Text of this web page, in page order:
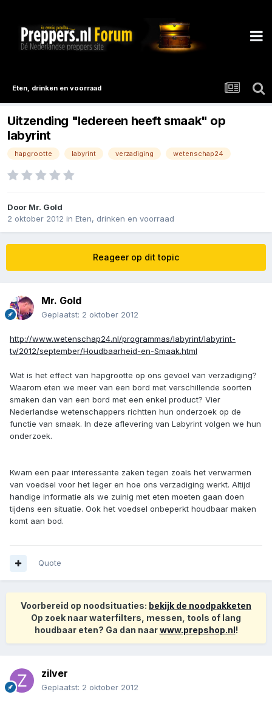
Eten, drinken en voorraad
Uitzending "Iedereen heeft smaak" op
labyrint
hapgrootte labyrint verzadiging wetenschap24
Door Mr. Gold
2 oktober 2012 in Eten, drinken en voorraad
Reageer op dit topic
Mr. Gold
Geplaatst: 2 oktober 2012
http://www.wetenschap24.nl/programmas/labyrint/labyrint-
tv/2012/september/Houdbaarheid-en-Smaak.html
Wat is het effect van hapgrootte op ons gevoel van verzadiging?
Waarom eten we meer van een bord met verschillende soorten
smaken dan van een bord met een enkel product? Vier
Nederlandse wetenschappers richtten hun onderzoek op de
functie van smaak. In deze aflevering van Labyrint volgen we hun
onderzoek.
Kwam een paar interessante zaken tegen zoals het verwarmen
van voedsel voor het leger en hoe ons verzadiging werkt. Altijd
handige informatie als we zuinig met eten moeten gaan doen
tijdens een situatie. Ook het voedsel onbeperkt houdbaar maken
komt aan bod.
Quote
Voorbereid op noodsituaties: bekijk de noodpakketen
Op zoek naar waterfilters, messen, tools of lang
houdbaar eten? Ga dan naarwww.prepshop.nl!
zilver
Geplaatst: 2 oktober 2012